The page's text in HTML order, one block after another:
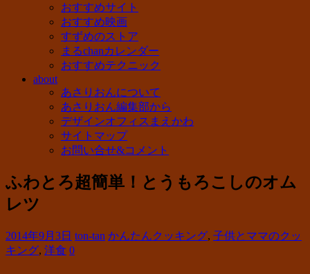
おすすめサイト
おすすめ映画
すずめのストア
まるchanカレンダー
おすすめテクニック
about
あさりおんについて
あさりおん編集部から
デザインオフィスまえかわ
サイトマップ
お問い合せ&コメント
ふわとろ超簡単！とうもろこしのオム
レツ
2014年9月3日 ton-tan かんたんクッキング, 子供とママのクッ
キング, 洋食 0